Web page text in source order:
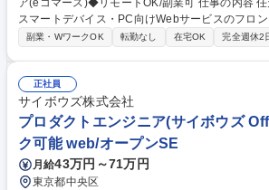
ア(eコマース)◆リモートOK/副業可 仕事の内容 任天堂のゲーム機本体・
スマートデバイス・PC向けWebサービスのフロ
ていただきます。ニンテンドーeショップ、My
トエンド開発業務をお願いすることもあります。
itch / Nintendo Switch 2 を始めとする多くのサー
ド技術を活用しています。技術の進化が目覚まし
領域で、世界中のお客様により良い体験を提供す
ていただける方を募集いたします。 募集職種 フロントエンドエンジニア
(eコマース)◆リモートOK/副業可
副業・WワークOK 転勤なし 在宅OK 完全週休2
正社員
サイボウズ株式会社
プロダクトエンジニア(サイボウズ
ク可能 web/オープンSE
月給43万円～71万円
東京都中央区